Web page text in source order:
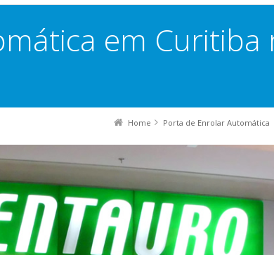
em Curitiba
Home Porta de Enrolar Automática